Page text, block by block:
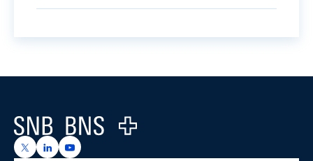
Logo
https://x.com/snb_bns
https://ch.linkedin.com/company/swiss-national-
https://www.youtube.com/@swissnationalbank